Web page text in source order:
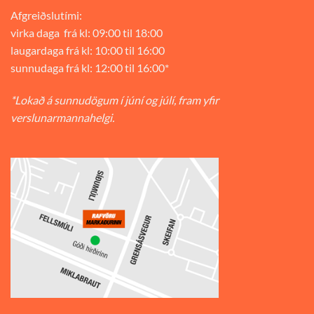
Afgreiðslutími:
virka daga frá kl: 09:00 til 18:00
laugardaga frá kl: 10:00 til 16:00
sunnudaga frá kl: 12:00 til 16:00*
*Lokað á sunnudögum í júní og júlí, fram yfir
verslunarmannahelgi.